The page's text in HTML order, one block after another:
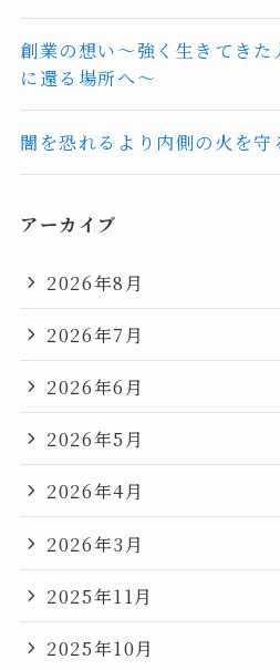
創業の想い〜強く生きてき
に還る場所へ〜
闇を恐れるより内側の火を守
アーカイブ
2026年8月
2026年7月
2026年6月
2026年5月
2026年4月
2026年3月
2025年11月
2025年10月